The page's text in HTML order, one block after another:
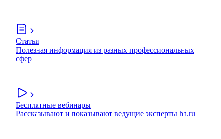
Статьи
Полезная информация из разных профессиональных
сфер
Бесплатные вебинары
Рассказывают и показывают ведущие эксперты hh.ru